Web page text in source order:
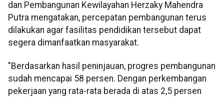
dan Pembangunan Kewilayahan Herzaky Mahendra
Putra mengatakan, percepatan pembangunan terus
dilakukan agar fasilitas pendidikan tersebut dapat
segera dimanfaatkan masyarakat.
"Berdasarkan hasil peninjauan, progres pembangunan
sudah mencapai 58 persen. Dengan perkembangan
pekerjaan yang rata-rata berada di atas 2,5 persen